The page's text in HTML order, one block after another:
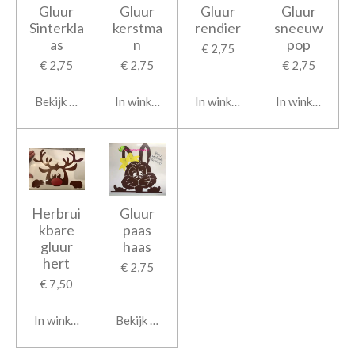
Gluur
Sinterkla
as
€ 2,75
Bekijk details
Gluur
kerstma
n
€ 2,75
In winkelwagen
Gluur
rendier
€ 2,75
In winkelwagen
Gluur
sneeuw
pop
€ 2,75
In
Herbrui
kbare
gluur
hert
€ 7,50
In winkelwagen
Gluur
paas
haas
€ 2,75
Bekijk details